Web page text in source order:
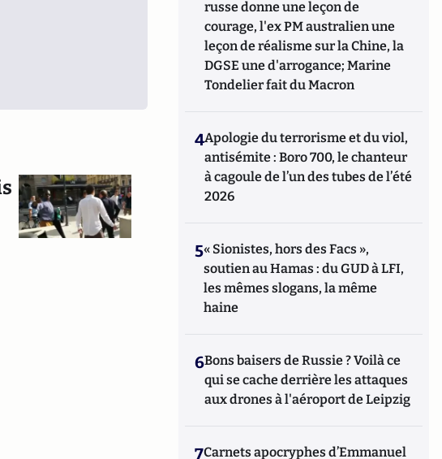
russe donne une leçon de
courage, l'ex PM australien une
leçon de réalisme sur la Chine, la
DGSE une d'arrogance; Marine
Tondelier fait du Macron
4Apologie du terrorisme et du viol,
antisémite : Boro 700, le chanteur
à cagoule de l’un des tubes de l’été
2026
5« Sionistes, hors des Facs »,
soutien au Hamas : du GUD à LFI,
les mêmes slogans, la même
haine
6Bons baisers de Russie ? Voilà ce
qui se cache derrière les attaques
aux drones à l'aéroport de Leipzig
7Carnets apocryphes d’Emmanuel